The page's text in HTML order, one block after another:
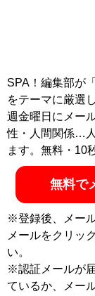
SPA！編集部が
をテーマに厳選
週金曜日にメー
性・人間関係…
ます。無料・10
無料で
※登録後、メー
メールをクリッ
い。
※認証メールが
ているか、メー